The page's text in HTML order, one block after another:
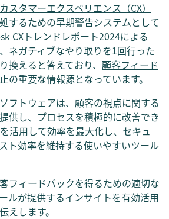
カスタマーエクスペリエンス（CX）
するための早期警告システムとして
CXトレンドレポート2024による
ネガティブなやり取りを1回行った
換えると答えており、 顧客フィード
の重要な情報源となっています。
フトウェアは、顧客の視点に関する
供し、プロセスを積極的に改善でき
活用して効率を最大化し、セキュ
ト効率を維持する使いやすいツール
フィードバックを得るための適切な
ルが提供するインサイトを有効活用
えします。